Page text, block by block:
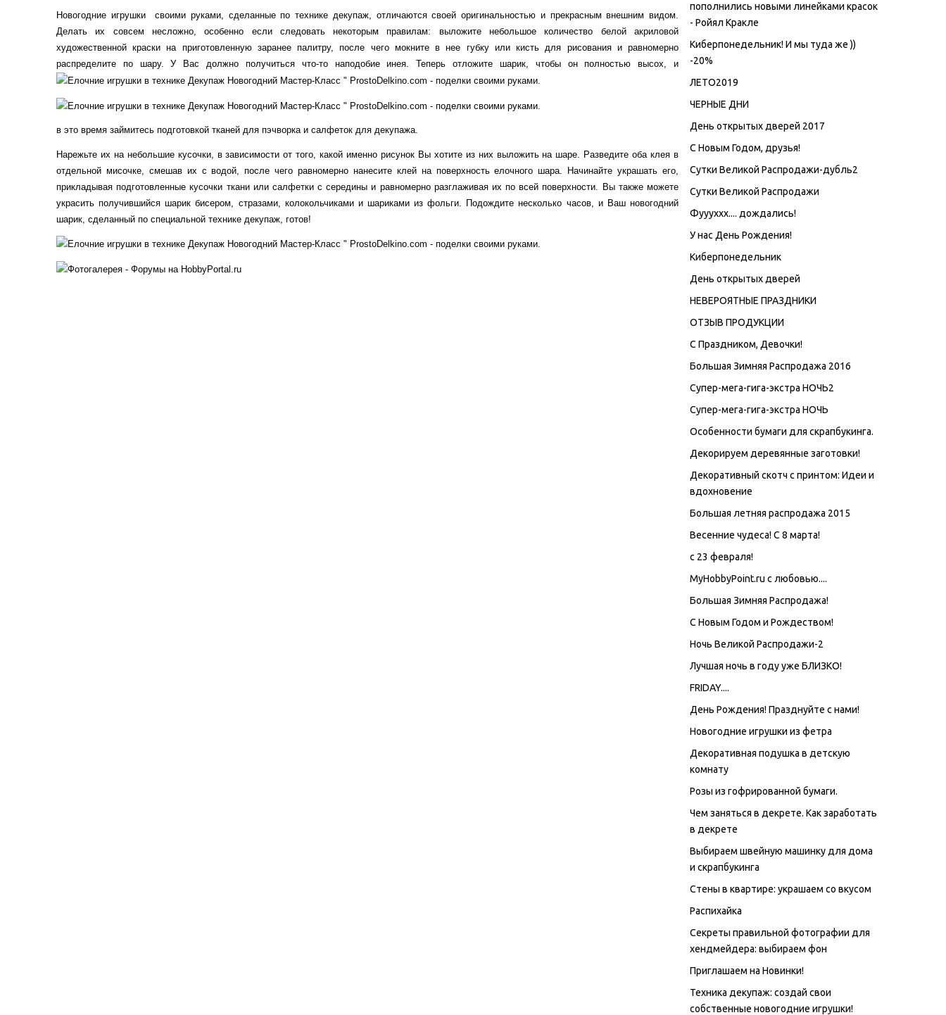
пополнились новыми линейками красок
- Ройял Кракле
Киберпонедельник! И мы туда же ))
-20%
ЛЕТО2019
ЧЕРНЫЕ ДНИ
День открытых дверей 2017
С Новым Годом, друзья!
Сутки Великой Распродажи-дубль2
Сутки Великой Распродажи
Фуууххх.... дождались!
У нас День Рождения!
Киберпонедельник
День открытых дверей
НЕВЕРОЯТНЫЕ ПРАЗДНИКИ
ОТЗЫВ ПРОДУКЦИИ
C Праздником, Девочки!
Большая Зимняя Распродажа 2016
Супер-мега-гига-экстра НОЧЬ2
Супер-мега-гига-экстра НОЧЬ
Особенности бумаги для скрапбукинга.
Декорируем деревянные заготовки!
Декоративный скотч с принтом: Идеи и
вдохновение
Большая летняя распродажа 2015
Весенние чудеса! С 8 марта!
с 23 февраля!
MyHobbyPoint.ru с любовью....
Большая Зимняя Распродажа!
С Новым Годом и Рождеством!
Ночь Великой Распродажи-2
Лучшая ночь в году уже БЛИЗКО!
FRIDAY....
День Рождения! Празднуйте с нами!
Новогодние игрушки из фетра
Декоративная подушка в детскую
комнату
Розы из гофрированной бумаги.
Чем заняться в декрете. Как заработать
в декрете
Выбираем швейную машинку для дома
и скрапбукинга
Стены в квартире: украшаем со вкусом
Распихайка
Секреты правильной фотографии для
хендмейдера: выбираем фон
Приглашаем на Новинки!
Техника декупаж: создай свои
собственные новогодние игрушки!
Новогодние игрушки своими руками, сделанные по технике декупаж, отличаются своей оригинальностью и прекрасным внешним видом.
Делать их совсем несложно, особенно если следовать некоторым правилам: выложите небольшое количество белой акриловой
художественной краски на приготовленную заранее палитру, после чего мокните в нее губку или кисть для рисования и равномерно
распределите по шару. У Вас должно получиться что-то наподобие инея. Теперь отложите шарик, чтобы он полностью высох, и
в это время займитесь подготовкой тканей для пэчворка и салфеток для декупажа.
Нарежьте их на небольшие кусочки, в зависимости от того, какой именно рисунок Вы хотите из них выложить на шаре. Разведите оба клея в
отдельной мисочке, смешав их с водой, после чего равномерно нанесите клей на поверхность елочного шара. Начинайте украшать его,
прикладывая подготовленные кусочки ткани или салфетки с середины и равномерно разглаживая их по всей поверхности. Вы также можете
украсить получившийся шарик бисером, стразами, колокольчиками и шариками из фольги. Подождите несколько часов, и Ваш новогодний
шарик, сделанный по специальной технике декупаж, готов!